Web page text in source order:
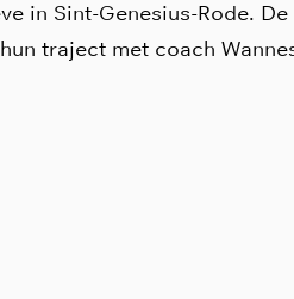
in Sint-Genesius-Rode.
traject met coach